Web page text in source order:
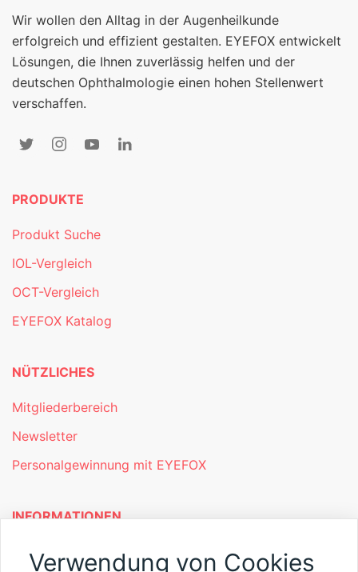
Wir wollen den Alltag in der Augenheilkunde
erfolgreich und effizient gestalten. EYEFOX entwickelt
Lösungen, die Ihnen zuverlässig helfen und der
deutschen Ophthalmologie einen hohen Stellenwert
verschaffen.
PRODUKTE
Produkt Suche
IOL-Vergleich
OCT-Vergleich
EYEFOX Katalog
NÜTZLICHES
Mitgliederbereich
Newsletter
Personalgewinnung mit EYEFOX
INFORMATIONEN
Was ist EYEFOX – Ihre Möglichkeiten
Verwendung von Cookies